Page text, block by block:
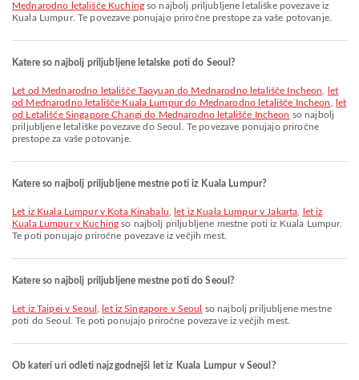
Mednarodno letališče Kuchingso najbolj priljubljene letališke povezave iz
Kuala Lumpur. Te povezave ponujajo priročne prestope za vaše potovanje.
Katere so najbolj priljubljene letalske poti do Seoul?
let od Mednarodno letališče Taoyuan do Mednarodno letališče Incheon
let
od Mednarodno letališče Kuala Lumpur do Mednarodno letališče Incheon
let
od Letališče Singapore Changi do Mednarodno letališče Incheon so najbolj
priljubljene letališke povezave do Seoul. Te povezave ponujajo priročne
prestope za vaše potovanje.
Katere so najbolj priljubljene mestne poti iz Kuala Lumpur?
let iz Kuala Lumpur v Kota Kinabalu let iz Kuala Lumpur v Jakarta
let iz
Kuala Lumpur v Kuching so najbolj priljubljene mestne poti iz Kuala Lumpur.
Te poti ponujajo priročne povezave iz večjih mest.
Katere so najbolj priljubljene mestne poti do Seoul?
let iz Taipei v Seoul let iz Singapore v Seoul
so najbolj priljubljene mestne
poti do Seoul. Te poti ponujajo priročne povezave iz večjih mest.
Ob kateri uri odleti najzgodnejši let iz Kuala Lumpur v Seoul?